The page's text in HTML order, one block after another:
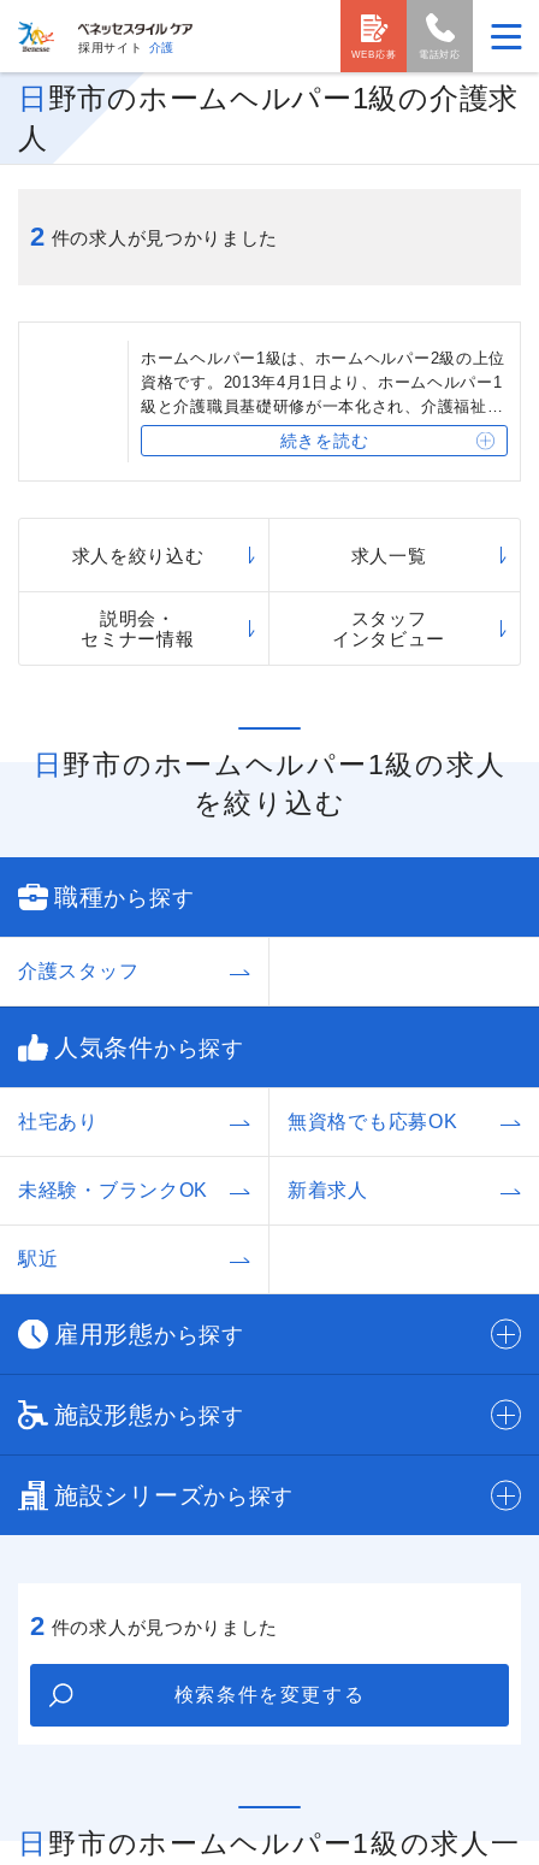
採用サイト 介護
電話対応
WEB応募
日野市のホームヘルパー1級の介護求
人
2 件の求人が見つかりました
ホームヘルパー1級は、ホームヘルパー2級の上位
資格です。2013年4月1日より、ホームヘルパー1
級と介護職員基礎研修が一本化され、介護福祉士
実務者研修となりました。ホームヘルパー1級保
有者は、介護福祉士実務者研修の受講を一部免除
されます。
続きを読む
求人を絞り込む 求人一覧
説明会・
セミナー情報
スタッフ
インタビュー
日野市のホームヘルパー1級の求人
を絞り込む
職種から探す
介護スタッフ
人気条件から探す
社宅あり 無資格でも応募OK
未経験・ブランクOK 新着求人
駅近
雇用形態から探す
施設形態から探す
施設シリーズから探す
2 件の求人が見つかりました
検索条件を変更する
日野市のホームヘルパー1級の求人一